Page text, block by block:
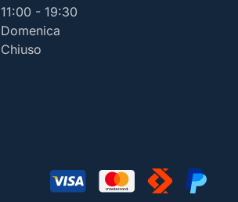
11:00 - 19:30
Domenica
Chiuso